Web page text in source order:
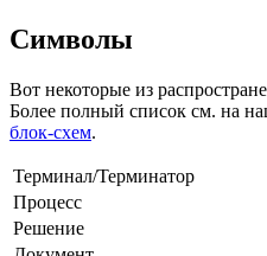
Символы
Вот некоторые из
Более полный список см. на
блок-схем.
Терминал/Терминатор
Процесс
Решение